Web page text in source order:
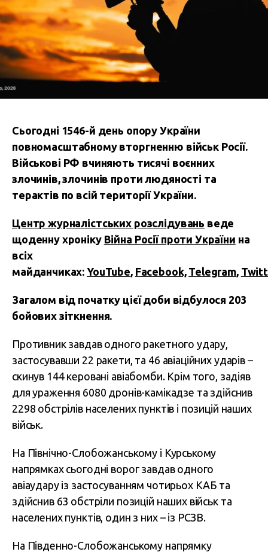
Сьогодні 1546-й день опору України
повномасштабному вторгненню військ Росії.
Військові РФ вчиняють тисячі воєнних
злочинів, злочинів проти людяності та
терактів по всій території України.
Центр журналістських розслідувань веде
щоденну хроніку Війна Росії проти України на
всіх
майданчиках:YouTube, Facebook, Telegram,
Загалом від початку цієї доби відбулося 203
бойових зіткнення.
Противник завдав одного ракетного удару,
застосувавши 22 ракети, та 46 авіаційних ударів –
скинув 144 керовані авіабомби. Крім того, задіяв
для ураження 6080 дронів-камікадзе та здійснив
2298 обстрілів населених пунктів і позицій наших
військ.
На Північно-Слобожанському і Курському
напрямках сьогодні ворог завдав одного
авіаудару із застосуванням чотирьох КАБ та
здійснив 63 обстріли позицій наших військ та
населених пунктів, один з них – із РСЗВ.
На Південно-Слобожанському напрямку